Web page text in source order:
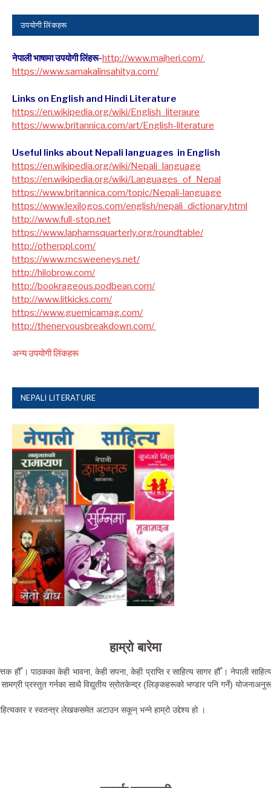
उपयोगी लिंकहरू
नेपाली भाषामा उपयोगी लिंहरू-http://www.majheri.com/
https://www.samakalinsahitya.com/
Links on English and Hindi Literature
https://en.wikipedia.org/wiki/English_literaure
https://www.britannica.com/art/English-literature
Useful links about Nepali languages in English
https://en.wikipedia.org/wiki/Nepali_language
https://en.wikipedia.org/wiki/Languages_of_Nepal
https://www.britannica.com/topic/Nepali-language
https://www.lexilogos.com/english/nepali_dictionary.html
​http://www.full-stop.net
https://www.laphamsquarterly.org/roundtable/
http://otherppl.com/
https://www.mcsweeneys.net/
http://hilobrow.com/
http://bookrageous.podbean.com/
http://www.litkicks.com/
https://www.guernicamag.com/
http://thenervousbreakdown.com/
अन्य उपयोगी लिंकहरू
NEPALI LITERATURE
हाम्रो बारेमा
हौँ । पाठकका केही भावना, केही सपना, केही प्राप्ति र साहित्य सागर हौँ । नेपाली साहित्य
प्रस्तुत गर्नका साथै विद्युतीय स्रोतकेन्द्र (लिङ्कहरूको भण्डार पनि गर्ने)
र स्वतन्त्र लेखकसमेत अटाउन सकून् भन्ने हाम्रो उद्देश्य हो ।